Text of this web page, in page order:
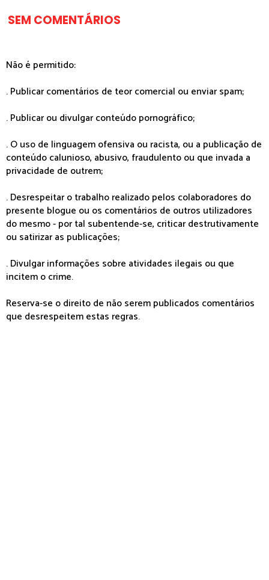
SEM COMENTÁRIOS
Não é permitido:
. Publicar comentários de teor comercial ou enviar spam;
. Publicar ou divulgar conteúdo pornográfico;
. O uso de linguagem ofensiva ou racista, ou a publicação de
conteúdo calunioso, abusivo, fraudulento ou que invada a
privacidade de outrem;
. Desrespeitar o trabalho realizado pelos colaboradores do
presente blogue ou os comentários de outros utilizadores
do mesmo - por tal subentende-se, criticar destrutivamente
ou satirizar as publicações;
. Divulgar informações sobre atividades ilegais ou que
incitem o crime.
Reserva-se o direito de não serem publicados comentários
que desrespeitem estas regras.